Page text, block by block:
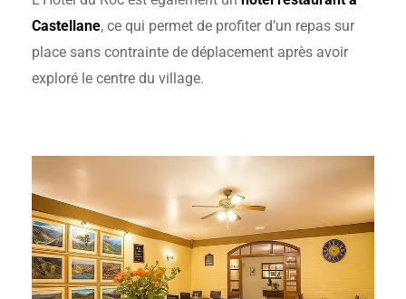
Castellane, ce qui permet de profiter d’un repas sur
place sans contrainte de déplacement après avoir
exploré le centre du village.